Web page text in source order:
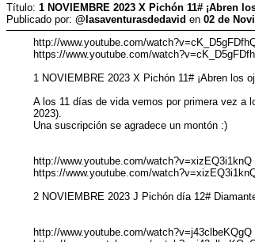
Título: 1 NOVIEMBRE 2023 X Pichón 11# ¡Abren
Publicado por: @lasaventurasdedavid en 02 de
http://www.youtube.com/
https://www.youtube.com/
1 NOVIEMBRE 2023 X Pichón 11# ¡Abren los
A los 11 días de vida vemos por primera vez a
2023).
Una suscripción se agradece un montón :)
http://www.youtube.com/watch?v=xizEQ3i1knQ
https://www.youtube.com/
2 NOVIEMBRE 2023 J Pichón día 12#
http://www.youtube.com/watch?v=j43clbeKQgQ